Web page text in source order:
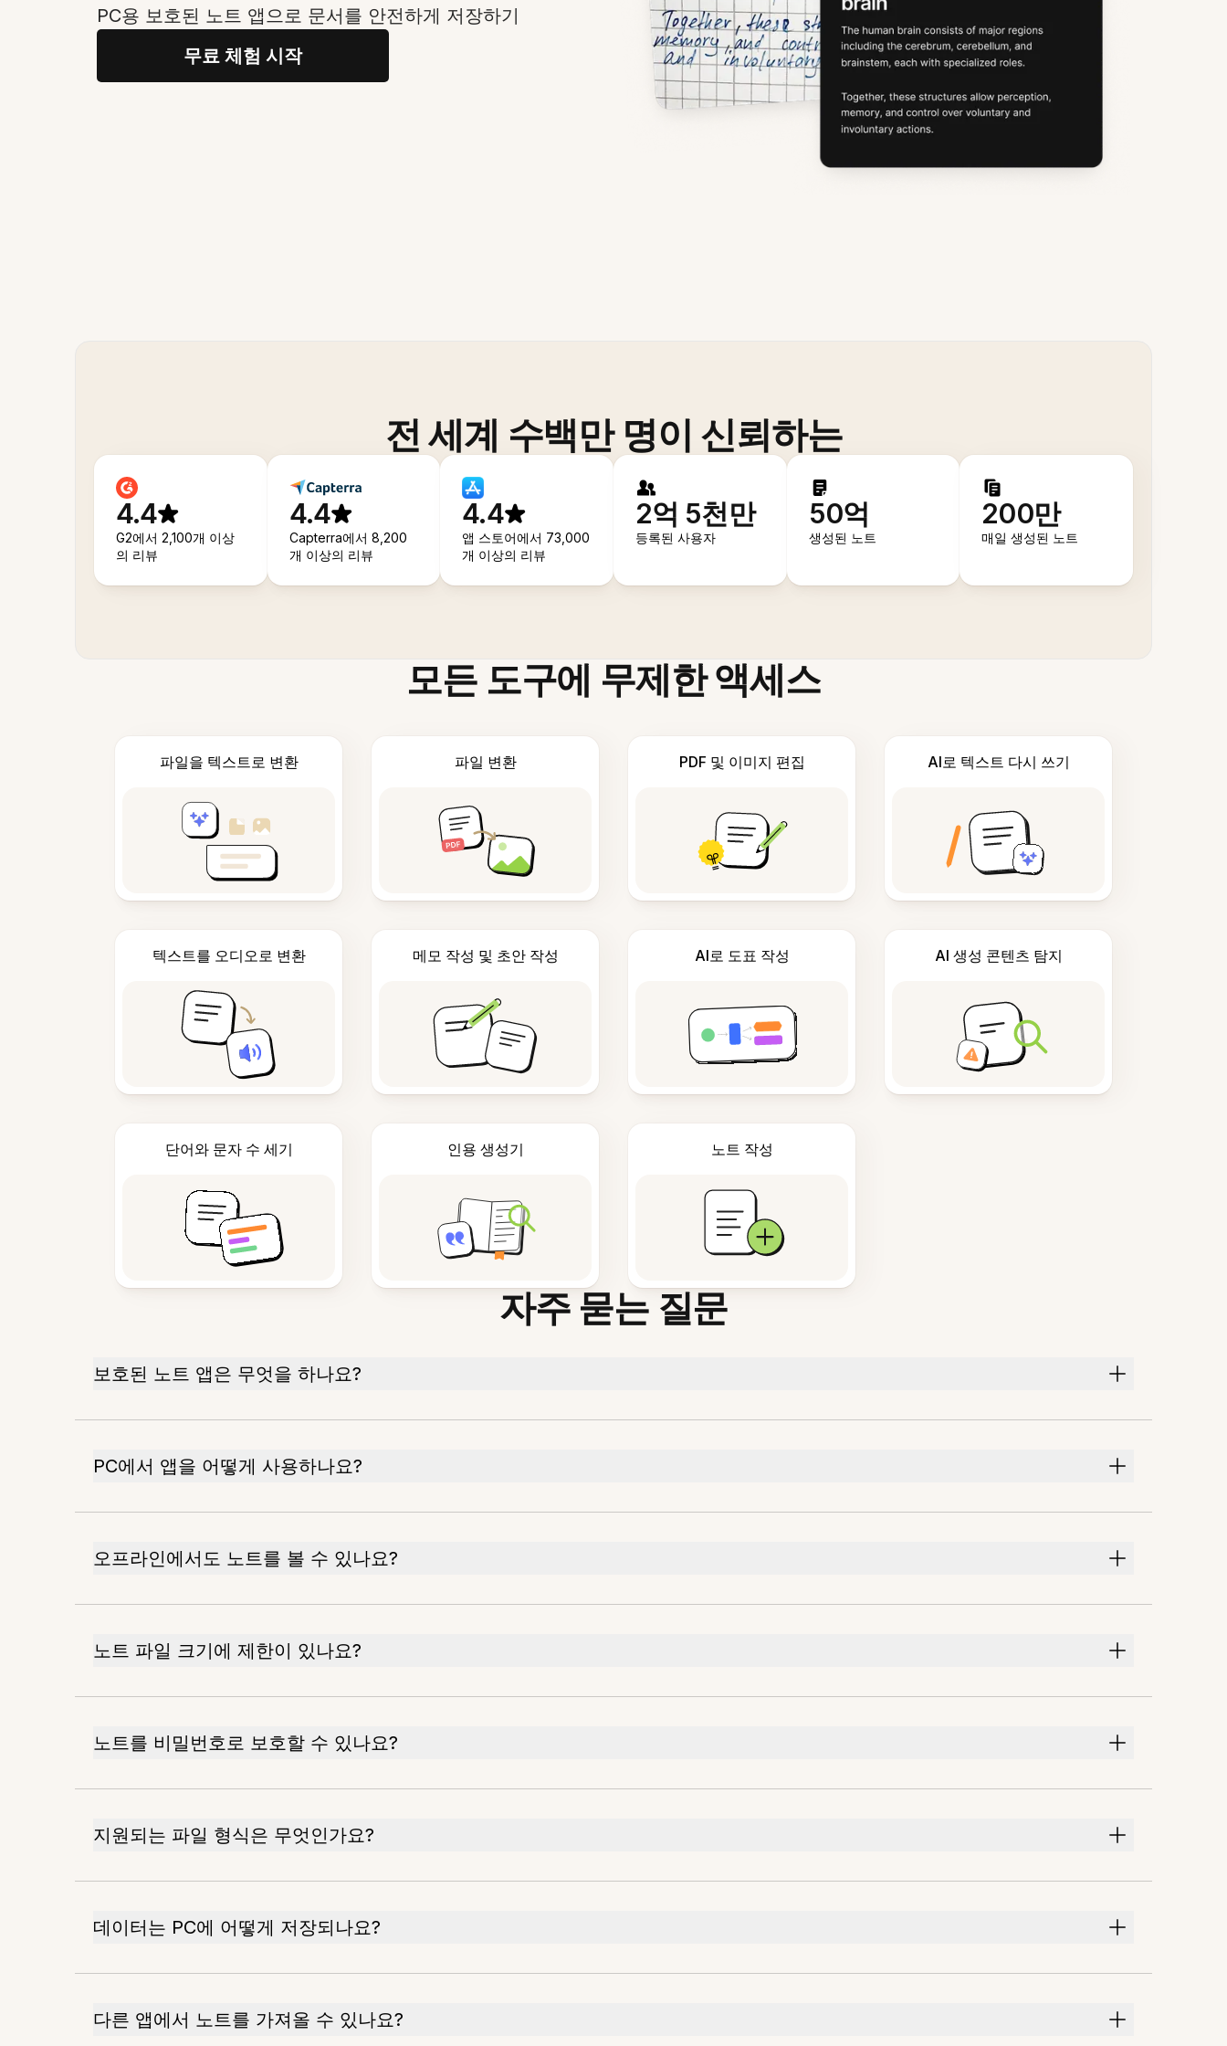
PC용 보호된 노트 앱으로 문서를 안전하게 저장하기
무료 체험 시작
전 세계 수백만 명이 신뢰하는
4.4
G2에서 2,100개 이상
의 리뷰
4.4
Capterra에서 8,200
개 이상의 리뷰
4.4
앱 스토어에서 73,000
개 이상의 리뷰
2억 5천만
등록된 사용자
50억
생성된 노트
200만
매일 생성된 노트
모든 도구에 무제한 액세스
파일을 텍스트로 변환 파일 변환 PDF 및 이미지 편집 AI로 텍스트 다시 쓰기
텍스트를 오디오로 변환 메모 작성 및 초안 작성 AI로 도표 작성 AI 생성 콘텐츠 탐지
단어와 문자 수 세기 인용 생성기 노트 작성
자주 묻는 질문
보호된 노트 앱은 무엇을 하나요?
PC에서 앱을 어떻게 사용하나요?
오프라인에서도 노트를 볼 수 있나요?
노트 파일 크기에 제한이 있나요?
노트를 비밀번호로 보호할 수 있나요?
지원되는 파일 형식은 무엇인가요?
데이터는 PC에 어떻게 저장되나요?
다른 앱에서 노트를 가져올 수 있나요?